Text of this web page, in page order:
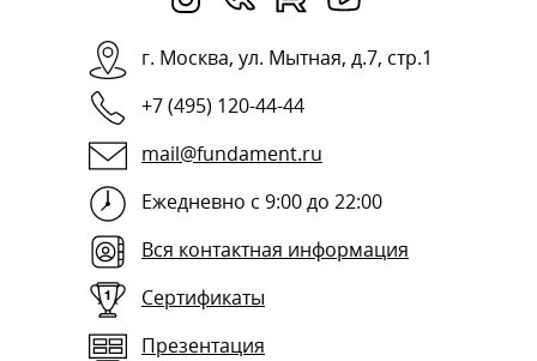
г. Москва, ул. Мытная, д.7, стр.1
+7 (495) 120-44-44
mail@fundament.ru
Ежедневно с 9:00 до 22:00
Вся контактная информация
Сертификаты
Презентация